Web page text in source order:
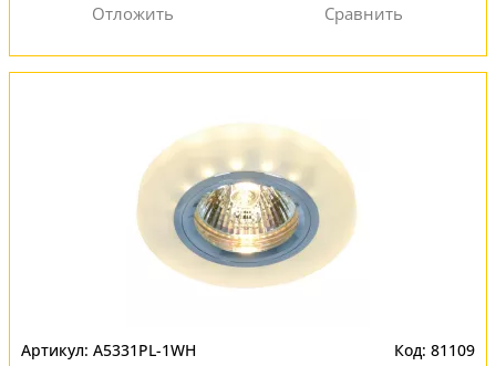
A5331PL-1WH 81109